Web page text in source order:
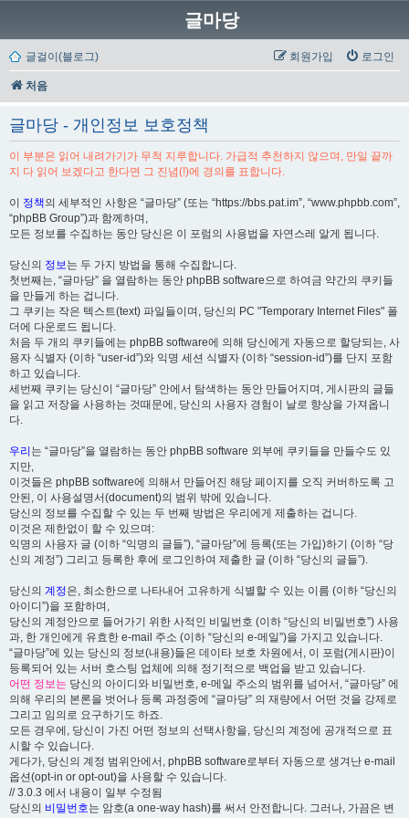
글마당
글걸이(블로그) 로그인
회원가입
처음
글마당 - 개인정보 보호정책
이 부분은 읽어 내려가기가 무척 지루합니다. 가급적 추천하지 않으며, 만일 끝까
지 다 읽어 보겠다고 한다면 그 진념(!)에 경의를 표합니다.
이 정책의 세부적인 사항은 “글마당” (또는 “https://bbs.pat.im”, “www.phpbb.com”,
“phpBB Group”)과 함께하며,
모든 정보를 수집하는 동안 당신은 이 포럼의 사용법을 자연스레 알게 됩니다.
당신의 정보는 두 가지 방법을 통해 수집합니다.
첫번째는, “글마당” 을 열람하는 동안 phpBB software으로 하여금 약간의 쿠키들
을 만들게 하는 겁니다.
그 쿠키는 작은 텍스트(text) 파일들이며, 당신의 PC "Temporary Internet Files" 폴
더에 다운로드 됩니다.
처음 두 개의 쿠키들에는 phpBB software에 의해 당신에게 자동으로 할당되는, 사
용자 식별자 (이하 “user-id”)와 익명 세션 식별자 (이하 “session-id”)를 단지 포함
하고 있습니다.
세번째 쿠키는 당신이 “글마당” 안에서 탐색하는 동안 만들어지며, 게시판의 글들
을 읽고 저장을 사용하는 것때문에, 당신의 사용자 경험이 날로 향상을 가져옵니
다.
우리 는 “글마당”을 열람하는 동안 phpBB software 외부에 쿠키들을 만들수도 있
지만,
이것들은 phpBB software에 의해서 만들어진 해당 페이지를 오직 커버하도록 고
안된, 이 사용설명서(document)의 범위 밖에 있습니다.
당신의 정보를 수집할 수 있는 두 번째 방법은 우리에게 제출하는 겁니다.
이것은 제한없이 할 수 있으며:
익명의 사용자 글 (이하 “익명의 글들”), “글마당”에 등록(또는 가입)하기 (이하 “당
신의 계정”) 그리고 등록한 후에 로그인하여 제출한 글 (이하 “당신의 글들”).
당신의 계정은, 최소한으로 나타내어 고유하게 식별할 수 있는 이름 (이하 “당신의
아이디”)을 포함하며,
당신의 계정안으로 들어가기 위한 사적인 비밀번호 (이하 “당신의 비밀번호”) 사용
과, 한 개인에게 유효한 e-mail 주소 (이하 “당신의 e-메일”)을 가지고 있습니다.
“글마당”에 있는 당신의 정보(내용)들은 데이타 보호 차원에서, 이 포럼(게시판)이
등록되어 있는 서버 호스팅 업체에 의해 정기적으로 백업을 받고 있습니다.
어떤 정보는 당신의 아이디와 비밀번호, e-메일 주소의 범위를 넘어서, “글마당” 에
의해 우리의 본론을 벗어나 등록 과정중에 “글마당” 의 재량에서 어떤 것을 강제로
그리고 임의로 요구하기도 하죠.
모든 경우에, 당신이 가진 어떤 정보의 선택사항을, 당신의 계정에 공개적으로 표
시할 수 있습니다.
게다가, 당신의 계정 범위안에서, phpBB software로부터 자동으로 생겨난 e-mail
옵션(opt-in or opt-out)을 사용할 수 있습니다.
// 3.0.3 에서 내용이 일부 수정됨
당신의 비밀번호는 암호(a one-way hash)를 써서 안전합니다. 그러나, 가끔은 변